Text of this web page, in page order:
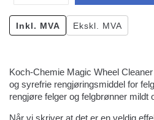
Koch-Chemie Magic Wheel
og syrefrie rengjøringsmiddel for
rengjøre felger og felgbrønner mildt
Inkl. MVA Ekskl. MVA